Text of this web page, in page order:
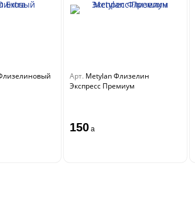
Арт. Metylan Флизелин
Экспресс Премиум
150 a